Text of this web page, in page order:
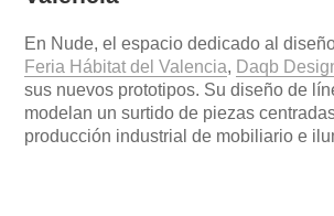
En Nude, el espacio dedicado al
Feria Hábitat del Valencia, Daqb
sus nuevos prototipos. Su diseño de
modelan un surtido de piezas
producción industrial de mobiliario e